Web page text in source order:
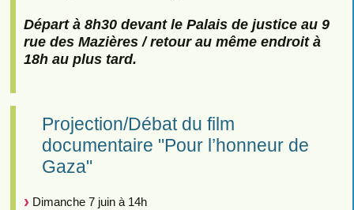
Départ à 8h30 devant le Palais de justice au 9
rue des Mazières / retour au même endroit à
18h au plus tard.
Projection/Débat du film
documentaire "Pour l’honneur de
Gaza"
Dimanche 7 juin à 14h